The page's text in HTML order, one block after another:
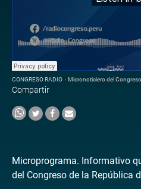
CONGRESO RADIO · Micronoticiero del
Compartir
Microprograma. Informativo
del Congreso de la República